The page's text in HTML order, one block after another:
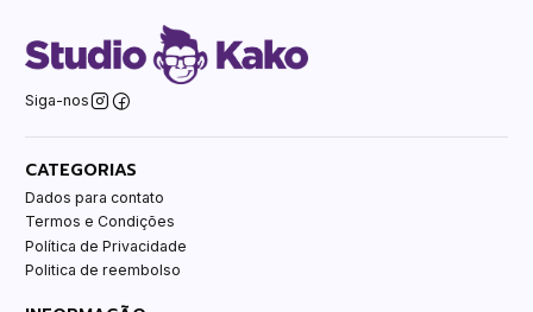
Siga-nos
CATEGORIAS
Dados para contato
Termos e Condições
Política de Privacidade
Politica de reembolso